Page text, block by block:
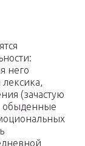
него
(зачастую
обыденные